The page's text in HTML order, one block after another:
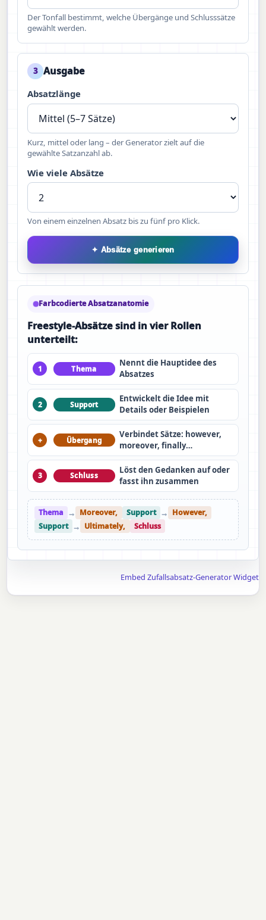
Der Tonfall bestimmt, welche Übergänge und Schlusssätze
gewählt werden.
3 Ausgabe
Absatzlänge
Kurz, mittel oder lang – der Generator zielt auf die
gewählte Satzanzahl ab.
Wie viele Absätze
Von einem einzelnen Absatz bis zu fünf pro Klick.
✦ Absätze generieren
Farbcodierte Absatzanatomie
Freestyle-Absätze sind in vier Rollen
unterteilt:
1 Thema
Nennt die Hauptidee des
Absatzes
2 Support
Entwickelt die Idee mit
Details oder Beispielen
+ Übergang
Verbindet Sätze: however,
moreover, finally…
3 Schluss
Löst den Gedanken auf oder
fasst ihn zusammen
Thema → Moreover, Support → However,
Support → Ultimately, Schluss
Embed Zufallsabsatz-Generator Widget